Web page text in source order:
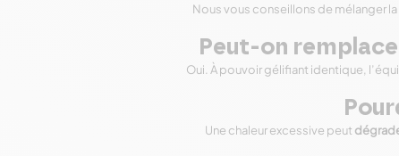
Nous vous conseillons de mélanger
Peut-on
Oui. À pouvoir gélifiant identique,
Une chaleur excessive peut